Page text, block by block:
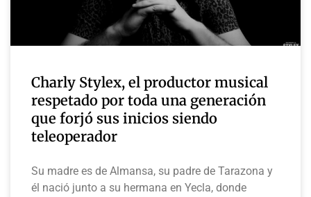
Charly Stylex, el productor musical
respetado por toda una generación
que forjó sus inicios siendo
teleoperador
Su madre es de Almansa, su padre de Tarazona y
él nació junto a su hermana en Yecla, donde